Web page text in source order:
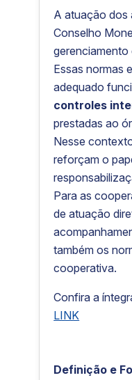
A atuação dos
Conselho
Essas normas
adequado
controles
prestadas ao
Nesse
reforçam o
Para as
de atuação
também os
cooperativa.
Confira a
LINK
Definição e